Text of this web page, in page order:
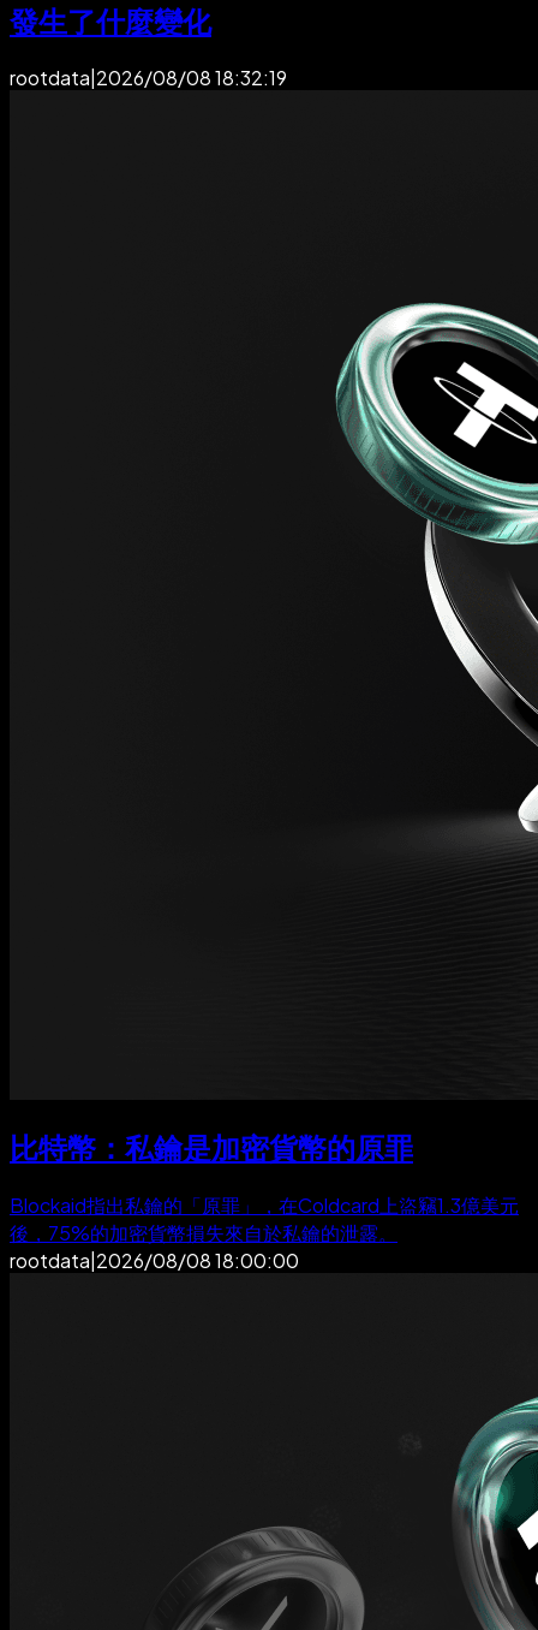
發生了什麼變化
rootdata 2026/08/08 18:32:19
比特幣：私鑰是加密貨幣的原罪
Blockaid指出私鑰的「原罪」，在Coldcard上盜竊1.3億美元
後，75%的加密貨幣損失來自於私鑰的泄露。
rootdata 2026/08/08 18:00:00